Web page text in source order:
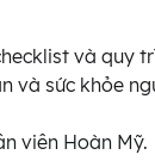
và quy
và sức khỏe
viên Hoàn Mỹ.